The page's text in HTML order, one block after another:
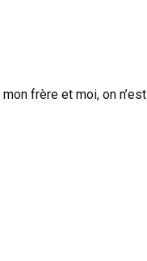
frère et moi, on n’est